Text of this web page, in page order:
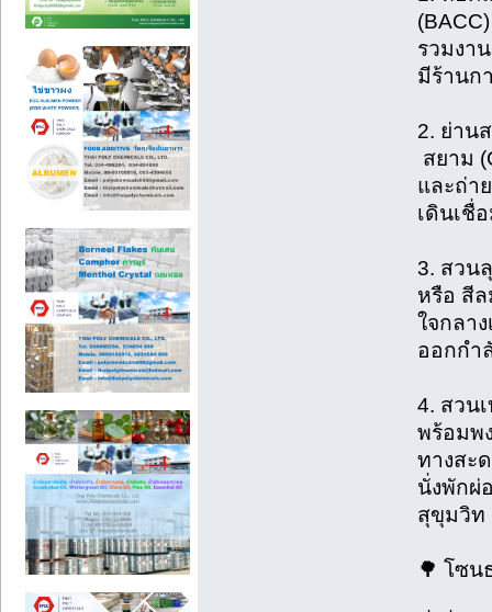
รวมงา
มีร้านก
2.
สยาม
และถ่า
เดินเชื่
3. ส
หรือ สี
ใจกลา
ออกกำ
4.
พร้อมพ
ทางสะ
นั่งพักผ่
สุขุมวิท
🌳 โซ